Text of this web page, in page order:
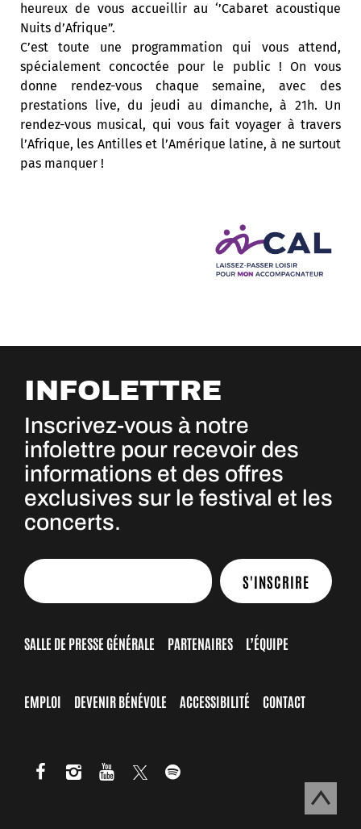
heureux de vous accueillir au ‘’Cabaret acoustique
Nuits d’Afrique”.
C’est toute une programmation qui vous attend,
spécialement concoctée pour le public ! On vous
donne rendez-vous chaque semaine, avec des
prestations live, du jeudi au dimanche, à 21h. Un
rendez-vous musical, qui vous fait voyager à travers
l’Afrique, les Antilles et l’Amérique latine, à ne surtout
pas manquer !
INFOLETTRE
Inscrivez-vous à notre
infolettre pour recevoir des
informations et des offres
exclusives sur le festival et les
concerts.
S'INSCRIRE
SALLE DE PRESSE GÉNÉRALE PARTENAIRES L’ÉQUIPE
EMPLOI DEVENIR BÉNÉVOLE ACCESSIBILITÉ CONTACT